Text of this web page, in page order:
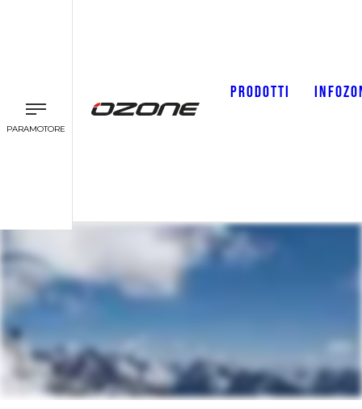
PARAMOTORE
PRODOTTI